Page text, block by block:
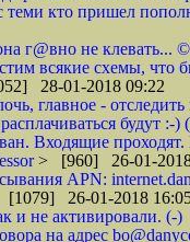
теми кто пришел
г@вно не клевать...
всякие схемы, что
28-01-2018 09:22
главное -
будут :-)
Входящие проходят.
> [960] 26-01-
APN:
26-01-2018
и не активировали. (-)
на адрес